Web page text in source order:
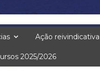
Ação reivindicativa
2025/2026